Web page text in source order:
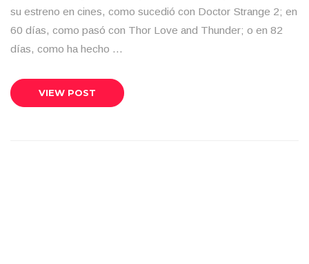
su estreno en cines, como sucedió con Doctor Strange 2; en
60 días, como pasó con Thor Love and Thunder; o en 82
días, como ha hecho …
VIEW POST